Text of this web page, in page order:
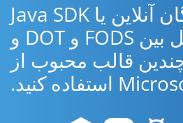
از برنامه رایگان آنلاین یا Java SDK
برای تبدیل بین FODS و DOT و
قالب محبوب از